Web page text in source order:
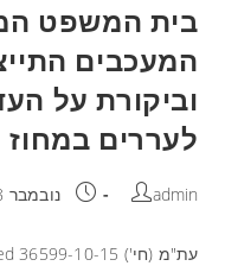
בית המשפט
המעכבים
וביקורת על
לעררים
admin נובמבר 8, 2015